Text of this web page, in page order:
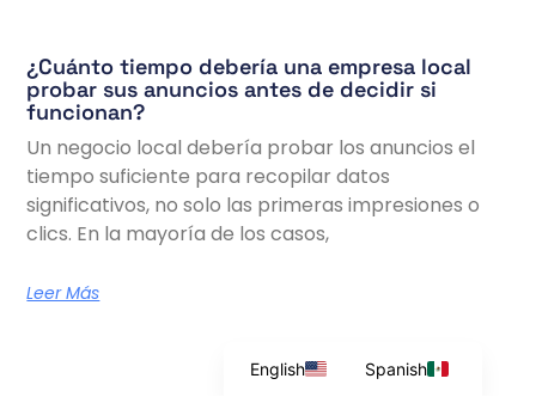
¿Cuánto tiempo debería una empresa local
probar sus anuncios antes de decidir si
funcionan?
Un negocio local debería probar los anuncios el
tiempo suficiente para recopilar datos
significativos, no solo las primeras impresiones o
clics. En la mayoría de los casos,
Leer Más
English Spanish